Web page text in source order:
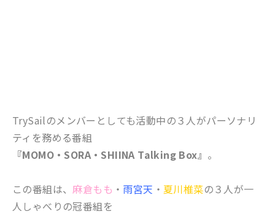
TrySailのメンバーとしても活動中の３人がパーソナリ
ティを務める番組
『MOMO・SORA・SHIINA Talking Box』 。
この番組は、麻倉もも ・ 雨宮天 ・ 夏川椎菜の３人が一
人しゃべりの冠番組を